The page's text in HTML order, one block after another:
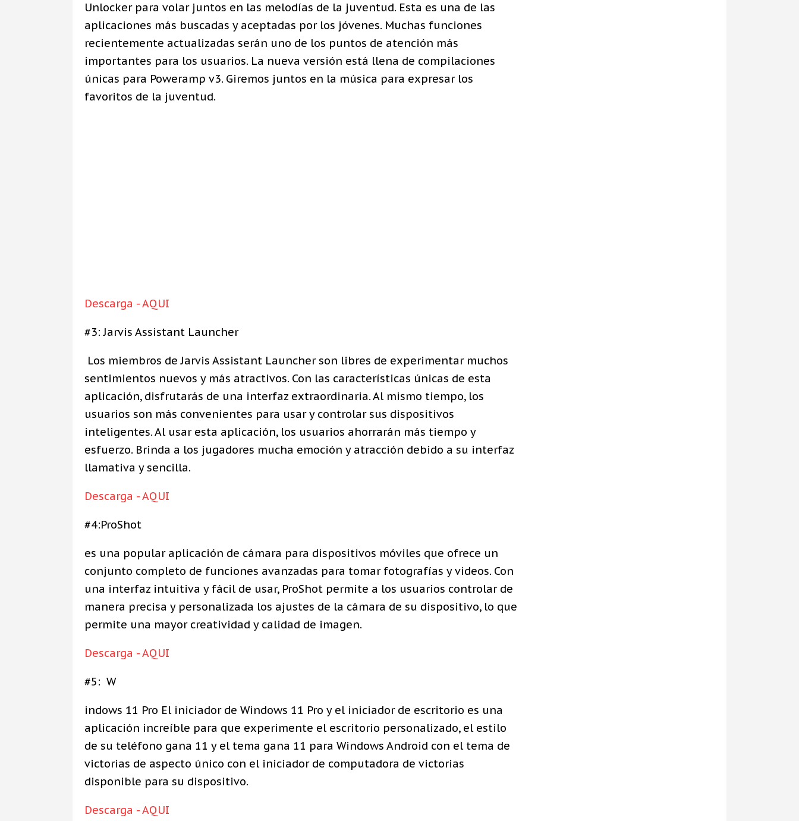
Unlocker para volar juntos en las melodías de la juventud. Esta es una de las
aplicaciones más buscadas y aceptadas por los jóvenes. Muchas funciones
recientemente actualizadas serán uno de los puntos de atención más
importantes para los usuarios. La nueva versión está llena de compilaciones
únicas para Poweramp v3. Giremos juntos en la música para expresar los
favoritos de la juventud.
Descarga - AQUI
#3: Jarvis Assistant Launcher
Los miembros de Jarvis Assistant Launcher son libres de experimentar muchos
sentimientos nuevos y más atractivos. Con las características únicas de esta
aplicación, disfrutarás de una interfaz extraordinaria. Al mismo tiempo, los
usuarios son más convenientes para usar y controlar sus dispositivos
inteligentes. Al usar esta aplicación, los usuarios ahorrarán más tiempo y
esfuerzo. Brinda a los jugadores mucha emoción y atracción debido a su interfaz
llamativa y sencilla.
Descarga - AQUI
#4:ProShot
es una popular aplicación de cámara para dispositivos móviles que ofrece un
conjunto completo de funciones avanzadas para tomar fotografías y videos. Con
una interfaz intuitiva y fácil de usar, ProShot permite a los usuarios controlar de
manera precisa y personalizada los ajustes de la cámara de su dispositivo, lo que
permite una mayor creatividad y calidad de imagen.
Descarga - AQUI
#5: W
indows 11 Pro El iniciador de Windows 11 Pro y el iniciador de escritorio es una
aplicación increíble para que experimente el escritorio personalizado, el estilo
de su teléfono gana 11 y el tema gana 11 para Windows Android con el tema de
victorias de aspecto único con el iniciador de computadora de victorias
disponible para su dispositivo.
Descarga - AQUI